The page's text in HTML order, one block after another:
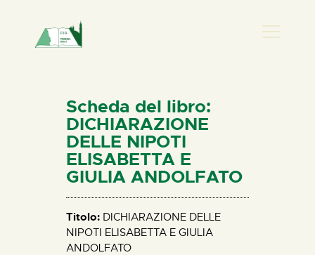
HOME
CHI SIAMO
NEWS
PERCORSI
BIBLIOTECA
ELISA SALERNO
CONTATTI
Scheda del libro:
DICHIARAZIONE
DELLE NIPOTI
ELISABETTA E
GIULIA ANDOLFATO
Titolo: DICHIARAZIONE DELLE
NIPOTI ELISABETTA E GIULIA
ANDOLFATO